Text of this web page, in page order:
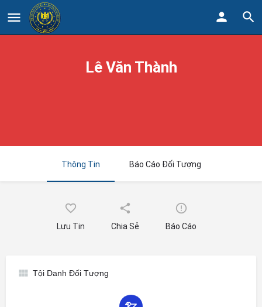
Lê Văn Thành
Thông Tin Báo Cáo Đối Tượng
Lưu Tin Chia Sẻ Báo Cáo
Tội Danh Đối Tượng